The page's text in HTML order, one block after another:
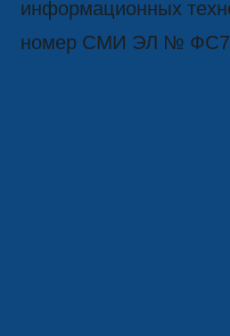
информационных
номер СМИ ЭЛ №